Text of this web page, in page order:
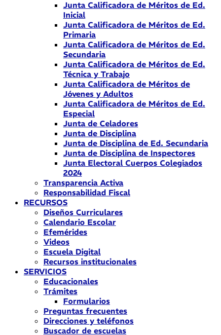
Junta Calificadora de Méritos de Ed.
Inicial
Junta Calificadora de Méritos de Ed.
Primaria
Junta Calificadora de Méritos de Ed.
Secundaria
Junta Calificadora de Méritos de Ed.
Técnica y Trabajo
Junta Calificadora de Méritos de
Jóvenes y Adultos
Junta Calificadora de Méritos de Ed.
Especial
Junta de Celadores
Junta de Disciplina
Junta de Disciplina de Ed. Secundaria
Junta de Disciplina de Inspectores
Junta Electoral Cuerpos Colegiados
2024
Transparencia Activa
Responsabilidad Fiscal
RECURSOS
Diseños Curriculares
Calendario Escolar
Efemérides
Videos
Escuela Digital
Recursos institucionales
SERVICIOS
Educacionales
Trámites
Formularios
Preguntas frecuentes
Direcciones y teléfonos
Buscador de escuelas